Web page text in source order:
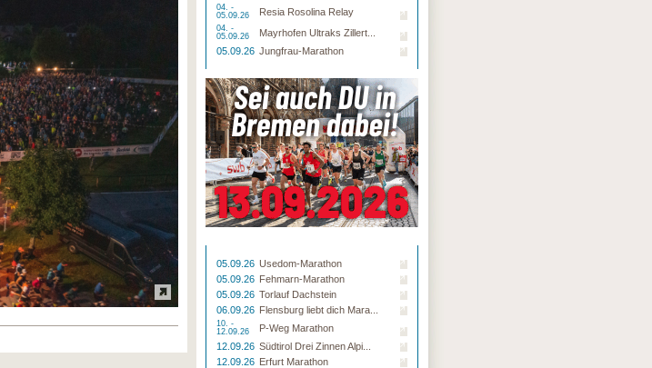
04. -
05.09.26
Resia Rosolina Relay
04. -
05.09.26
Mayrhofen Ultraks Zillert...
05.09.26 Jungfrau-Marathon
05.09.26 Usedom-Marathon
05.09.26 Fehmarn-Marathon
05.09.26 Torlauf Dachstein
06.09.26 Flensburg liebt dich Mara...
10. -
12.09.26
P-Weg Marathon
12.09.26 Südtirol Drei Zinnen Alpi...
12.09.26 Erfurt Marathon